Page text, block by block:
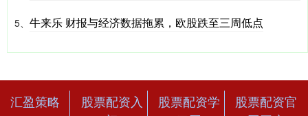
5、 牛来乐 财报与经济数据拖累，欧股跌至三周低点
汇盈策略
股票配资入
股票配资学
股票配资官